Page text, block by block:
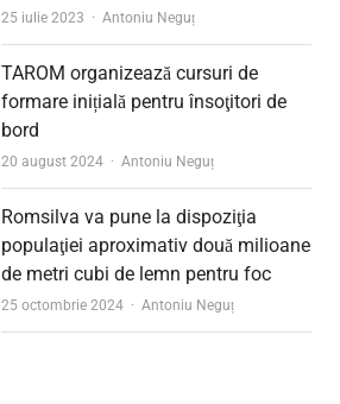
25 iulie 2023 Author
Antoniu Neguț
TAROM organizează cursuri de
formare inițială pentru însoţitori de
bord
20 august 2024 Author
Antoniu Neguț
Romsilva va pune la dispoziţia
populaţiei aproximativ două milioane
de metri cubi de lemn pentru foc
25 octombrie 2024 Author
Antoniu Neguț